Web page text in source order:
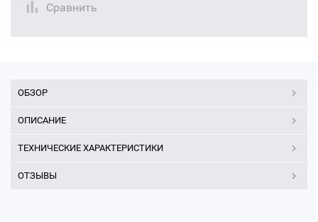
Сравнить
ОБЗОР
ОПИСАНИЕ
ТЕХНИЧЕСКИЕ ХАРАКТЕРИСТИКИ
ОТЗЫВЫ